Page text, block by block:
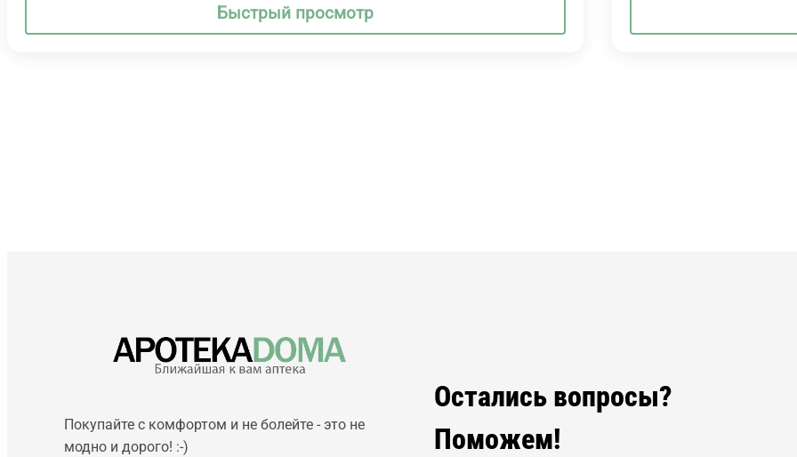
Быстрый просмотр
Покупайте с комфортом и не болейте - это не
модно и дорого! :-)
Остались вопросы?
Поможем!